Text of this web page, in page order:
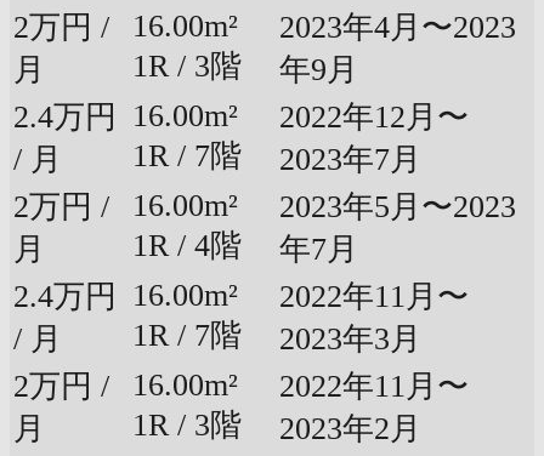
2万円 /
月
16.00m²
1R / 3階
2023年4月〜2023
年9月
2.4万円
/ 月
16.00m²
1R / 7階
2022年12月〜
2023年7月
2万円 /
月
16.00m²
1R / 4階
2023年5月〜2023
年7月
2.4万円
/ 月
16.00m²
1R / 7階
2022年11月〜
2023年3月
2万円 /
月
16.00m²
1R / 3階
2022年11月〜
2023年2月